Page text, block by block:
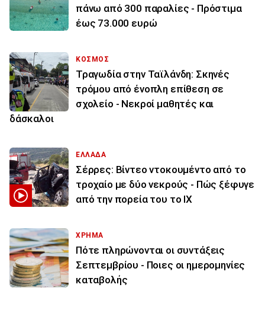
πάνω από 300 παραλίες - Πρόστιμα
έως 73.000 ευρώ
ΚΟΣΜΟΣ
Τραγωδία στην Ταϊλάνδη: Σκηνές
τρόμου από ένοπλη επίθεση σε
σχολείο - Νεκροί μαθητές και
δάσκαλοι
ΕΛΛΑΔΑ
Σέρρες: Βίντεο ντοκουμέντο από το
τροχαίο με δύο νεκρούς - Πώς ξέφυγε
από την πορεία του το ΙΧ
ΧΡΗΜΑ
Πότε πληρώνονται οι συντάξεις
Σεπτεμβρίου - Ποιες οι ημερομηνίες
καταβολής